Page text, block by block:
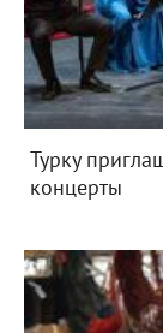
Турку
концерты